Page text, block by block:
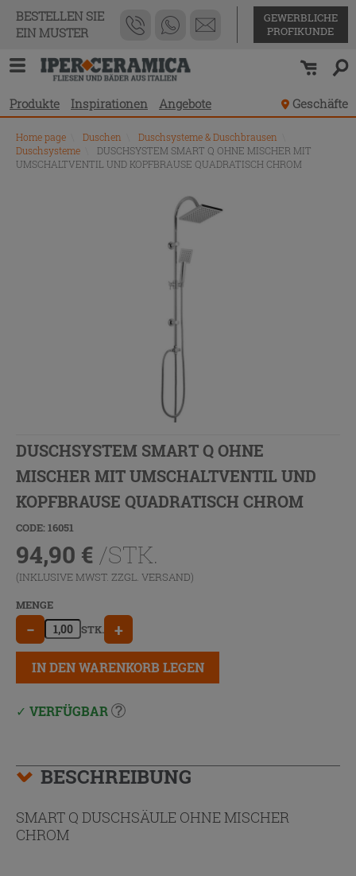
BESTELLEN SIE
EIN MUSTER
GEWERBLICHE
PROFIKUNDE
Produkte Inspirationen Angebote Geschäfte
Home page Duschen Duschsysteme & Duschbrausen
Duschsysteme
DUSCHSYSTEM SMART Q OHNE MISCHER MIT
UMSCHALTVENTIL UND KOPFBRAUSE QUADRATISCH CHROM
DUSCHSYSTEM SMART Q OHNE
MISCHER MIT UMSCHALTVENTIL UND
KOPFBRAUSE QUADRATISCH CHROM
CODE: 16051
94,90 € /STK.
(INKLUSIVE MWST. ZZGL. VERSAND)
MENGE
− STK. +
IN DEN WARENKORB LEGEN
VERFÜGBAR
BESCHREIBUNG
SMART Q DUSCHSÄULE OHNE MISCHER
CHROM